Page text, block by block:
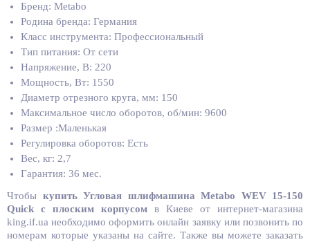
Бренд: Metabo
Родина бренда: Германия
Класс инструмента: Профессиональный
Тип питания: От сети
Напряжение, В: 220
Мощность, Вт: 1550
Диаметр отрезного круга, мм: 150
Максимальное число оборотов, об/мин: 9600
Размер :Маленькая
Регулировка оборотов: Есть
Вес, кг: 2,7
Гарантия: 36 мес.
Чтобы купить Угловая шлифмашина Metabo WEV 15-150
Quick с плоским корпусом в Киеве от интернет-магазина
king.if.ua необходимо оформить онлайн заявку или позвонить по
номерам которые указаны на сайте. Также вы можете заказать